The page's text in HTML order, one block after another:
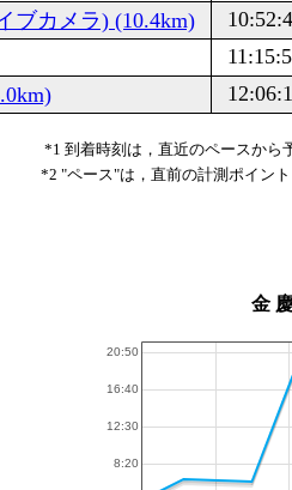
ブカメラ) (10.4km)
*1 到着時刻は，直近のペースから
*2 "ペース"は，直前の計測ポイン
金